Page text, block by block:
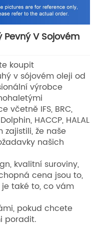
V Sojovém
koupit
v sójovém oleji od
výrobce
včetně IFS, BRC,
HACCP, HALAL
zajistili, že naše
našich
kvalitní suroviny,
cena jsou to,
také to, co vám
pokud chcete
poradit.